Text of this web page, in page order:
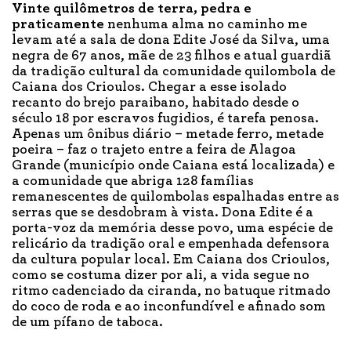
Vinte quilômetros de terra, pedra e
praticamente nenhuma alma no caminho me
levam até a sala de dona Edite José da Silva, uma
negra de 67 anos, mãe de 23 filhos e atual guardiã
da tradição cultural da comunidade quilombola de
Caiana dos Crioulos. Chegar a esse isolado
recanto do brejo paraibano, habitado desde o
século 18 por escravos fugidios, é tarefa penosa.
Apenas um ônibus diário – metade ferro, metade
poeira – faz o trajeto entre a feira de Alagoa
Grande (município onde Caiana está localizada) e
a comunidade que abriga 128 famílias
remanescentes de quilombolas espalhadas entre as
serras que se desdobram à vista. Dona Edite é a
porta-voz da memória desse povo, uma espécie de
relicário da tradição oral e empenhada defensora
da cultura popular local. Em Caiana dos Crioulos,
como se costuma dizer por ali, a vida segue no
ritmo cadenciado da ciranda, no batuque ritmado
do coco de roda e ao inconfundível e afinado som
de um pífano de taboca.